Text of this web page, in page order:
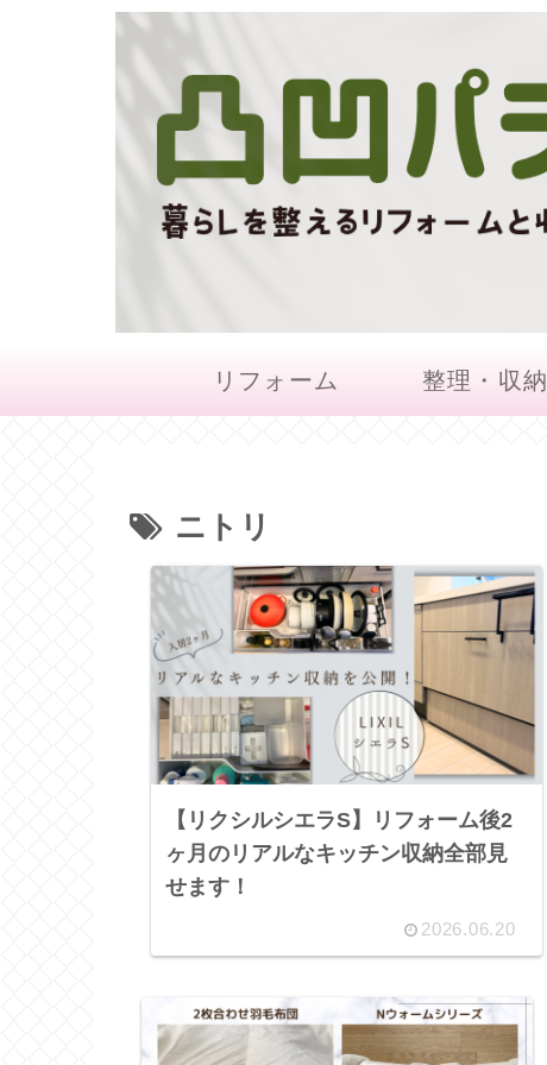
リフォーム 整理・収納
ニトリ
【リクシルシエラS】リフォーム後2
ヶ月のリアルなキッチン収納全部見
せます！
2026.06.20